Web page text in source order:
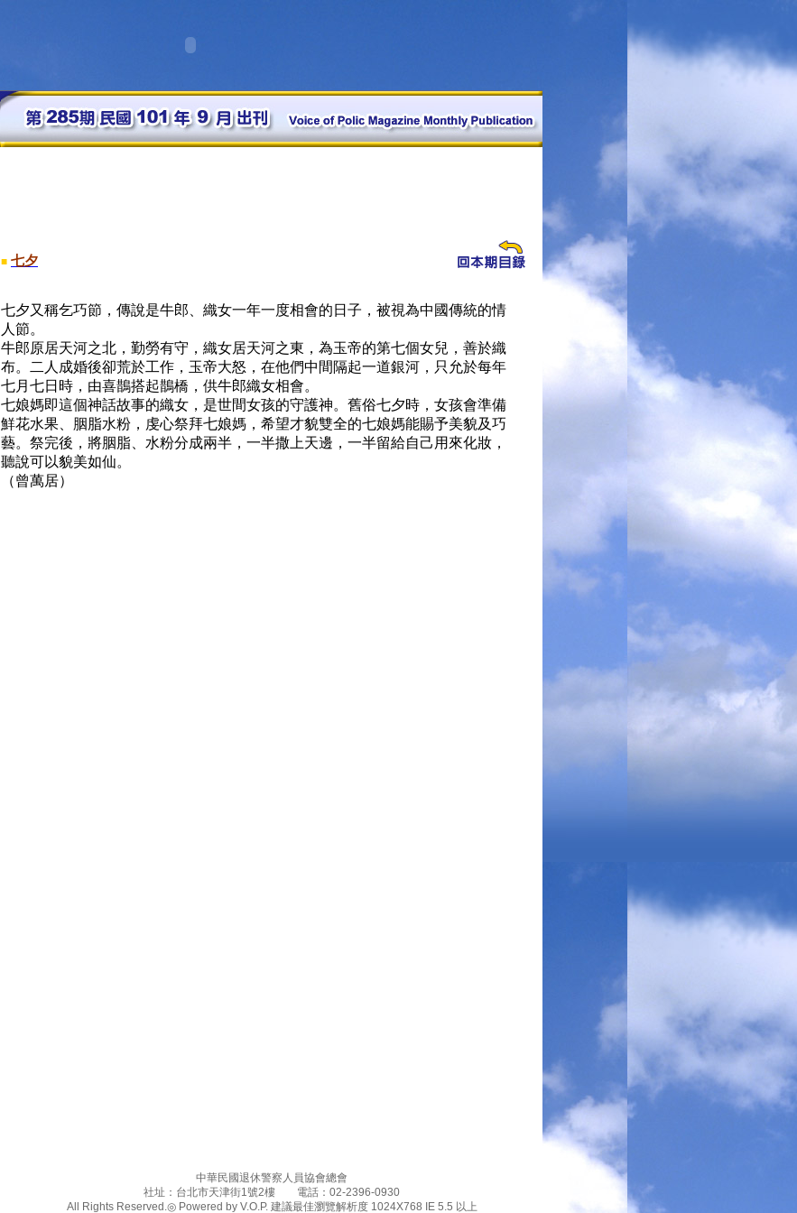
■ 七夕
七夕又稱乞巧節，傳說是牛郎、織女一年一度相會的日子，被視為中國傳統的情
人節。
牛郎原居天河之北，勤勞有守，織女居天河之東，為玉帝的第七個女兒，善於織
布。二人成婚後卻荒於工作，玉帝大怒，在他們中間隔起一道銀河，只允於每年
七月七日時，由喜鵲搭起鵲橋，供牛郎織女相會。
七娘媽即這個神話故事的織女，是世間女孩的守護神。舊俗七夕時，女孩會準備
鮮花水果、胭脂水粉，虔心祭拜七娘媽，希望才貌雙全的七娘媽能賜予美貌及巧
藝。祭完後，將胭脂、水粉分成兩半，一半撒上天邊，一半留給自己用來化妝，
聽說可以貌美如仙。
（曾萬居）
中華民國退休警察人員協會總會
社址：台北市天津街1號2樓 電話：02-2396-0930
All Rights Reserved.◎ Powered by V.O.P. 建議最佳瀏覽解析度 1024X768 IE 5.5 以上